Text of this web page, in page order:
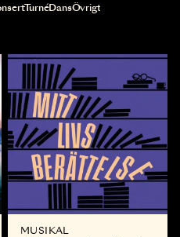
automatiskt
TurnéDansÖvrigt
MUSIKAL